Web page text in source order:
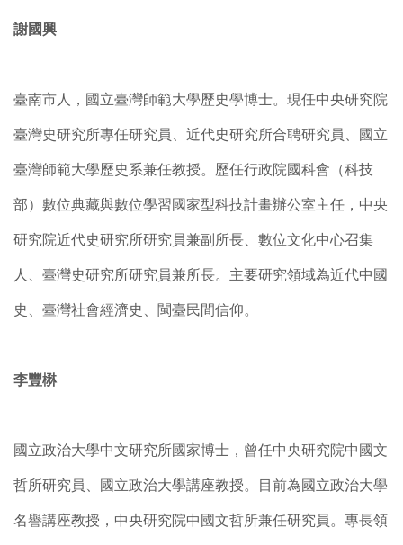
謝國興
臺南市人，國立臺灣師範大學歷史學博士。現任中央研究院
臺灣史研究所專任研究員、近代史研究所合聘研究員、國立
臺灣師範大學歷史系兼任教授。歷任行政院國科會（科技
部）數位典藏與數位學習國家型科技計畫辦公室主任，中央
研究院近代史研究所研究員兼副所長、數位文化中心召集
人、臺灣史研究所研究員兼所長。主要研究領域為近代中國
史、臺灣社會經濟史、閩臺民間信仰。
李豐楙
國立政治大學中文研究所國家博士，曾任中央研究院中國文
哲所研究員、國立政治大學講座教授。目前為國立政治大學
名譽講座教授，中央研究院中國文哲所兼任研究員。專長領